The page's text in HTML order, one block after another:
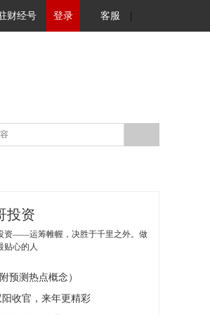
财经号 登录 客服
投资
资——运筹帷幄，决胜于千里之外。做
贴心的人
预测热点概念）
阳收官，来年更精彩